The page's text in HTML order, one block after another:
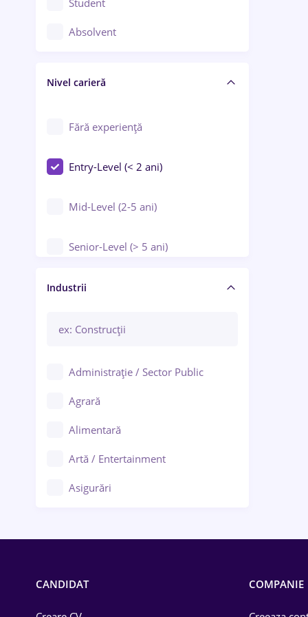
Controlul calității
Educație / Training / Arte
Student
Absolvent
Nivel carieră
Fără experiență
Entry-Level (< 2 ani)
Mid-Level (2-5 ani)
Senior-Level (> 5 ani)
Manager / Executiv
Industrii
Administrație / Sector Public
Agrară
Alimentară
Artă / Entertainment
Asigurări
CANDIDAT COMPANIE